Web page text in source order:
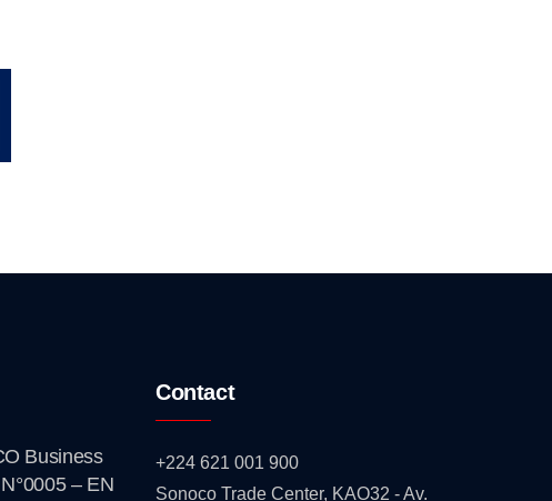
Business
– EN
Contact
+224 621 001 900
Sonoco Trade Center, KAO32 - Av.